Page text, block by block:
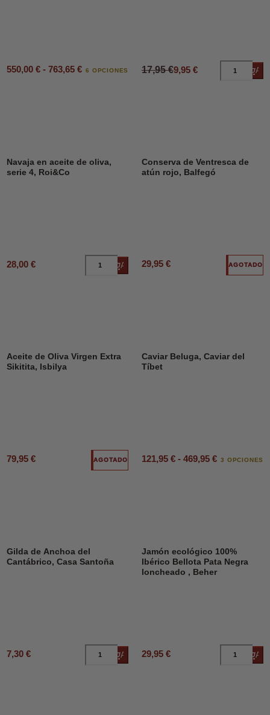
550,00 € - 763,65 € 6 OPCIONES 17,95 €9,95 €
Navaja en aceite de oliva,
serie 4, Roi&Co
28,00 € Añadir al carrito
Conserva de Ventresca de
atún rojo, Balfegó
29,95 € AGOTADO
Aceite de Oliva Virgen Extra
Sikitita, Isbilya
79,95 € AGOTADO
Caviar Beluga, Caviar del
Tíbet
121,95 € - 469,95 € 3 OPCIONES
Gilda de Anchoa del
Cantábrico, Casa Santoña
7,30 € Añadir al carrito
Jamón ecológico 100%
Ibérico Bellota Pata Negra
loncheado , Beher
29,95 €